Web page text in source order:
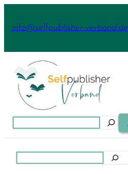
Inhalt
info@selfpublisher-verband.de